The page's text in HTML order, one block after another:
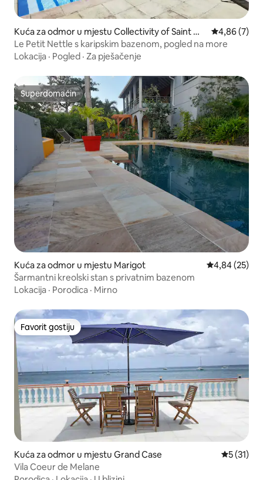
Kuća za odmor u mjestu Collectivity of Saint Ma
rtin
Prosječna
4,86 (7)
Le Petit Nettle s karipskim bazenom, pogled na more
Lokacija · Pogled · Za pješačenje
Superdomaćin
Superdomaćin
Kuća za odmor u mjestu Marigot Prosječna
4,84 (25)
Šarmantni kreolski stan s privatnim bazenom
Lokacija · Porodica · Mirno
Favorit gostiju
Favorit gostiju
Kuća za odmor u mjestu Grand Case Prosječna
5 (31)
Vila Coeur de Melane